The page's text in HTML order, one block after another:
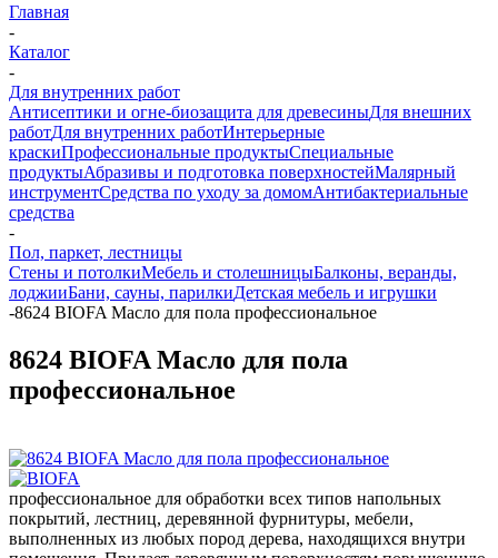
Главная
-
Каталог
-
Для внутренних работ
Антисептики и огне-биозащита для древесиныДля внешних
работДля внутренних работИнтерьерные
краскиПрофессиональные продуктыСпециальные
продуктыАбразивы и подготовка поверхностейМалярный
инструментСредства по уходу за домомАнтибактериальные
средства
-
Пол, паркет, лестницы
Стены и потолкиМебель и столешницыБалконы, веранды,
лоджииБани, сауны, парилкиДетская мебель и игрушки
-8624 BIOFA Масло для пола профессиональное
8624 BIOFA Масло для пола
профессиональное
профессиональное для обработки всех типов напольных
покрытий, лестниц, деревянной фурнитуры, мебели,
выполненных из любых пород дерева, находящихся внутри